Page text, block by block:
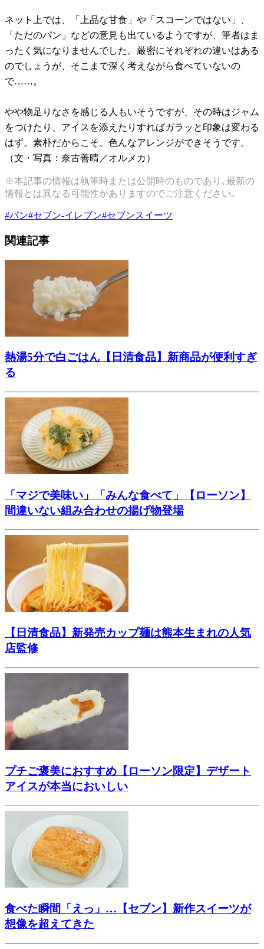
ネット上では、「上品な甘食」や「スコーンではない」、
「ただのパン」などの意見も出ているようですが、筆者はま
ったく気になりませんでした。厳密にそれぞれの違いはある
のでしょうが、そこまで深く考えながら食べていないの
で……。
やや物足りなさを感じる人もいそうですが、その時はジャム
をつけたり、アイスを添えたりすればガラッと印象は変わる
はず。素朴だからこそ、色んなアレンジができそうです。
（文・写真：奈古善晴／オルメカ）
※本記事の情報は執筆時または公開時のものであり､最新の
情報とは異なる可能性がありますのでご注意ください｡
#パン#セブン-イレブン#セブンスイーツ
関連記事
熱湯5分で白ごはん【日清食品】新商品が便利すぎ
る
「マジで美味い」「みんな食べて」【ローソン】
間違いない組み合わせの揚げ物登場
【日清食品】新発売カップ麺は熊本生まれの人気
店監修
プチご褒美におすすめ【ローソン限定】デザート
アイスが本当においしい
食べた瞬間「えっ」…【セブン】新作スイーツが
想像を超えてきた